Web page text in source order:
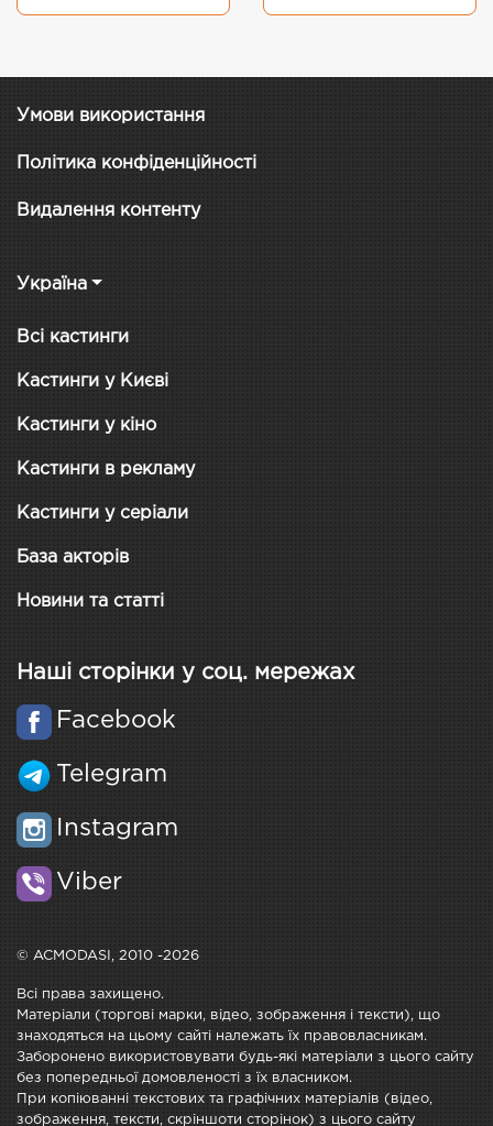
Умови використання
Політика конфіденційності
Видалення контенту
Україна
Всі кастинги
Кастинги у Києві
Кастинги у кіно
Кастинги в рекламу
Кастинги у серіали
База акторів
Новини та статті
Наші сторінки у соц. мережах
Facebook
Telegram
Instagram
Viber
© ACMODASI, 2010 -2026
Всі права захищено.
Матеріали (торгові марки, відео, зображення і тексти), що
знаходяться на цьому сайті належать їх правовласникам.
Заборонено використовувати будь-які матеріали з цього сайту
без попередньої домовленості з їх власником.
При копіюванні текстових та графічних матеріалів (відео,
зображення, тексти, скріншоти сторінок) з цього сайту